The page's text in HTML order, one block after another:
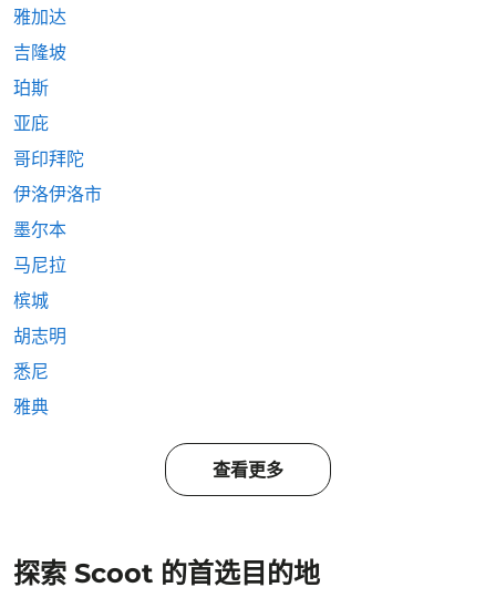
雅加达
吉隆坡
珀斯
亚庇
哥印拜陀
伊洛伊洛市
墨尔本
马尼拉
槟城
胡志明
悉尼
雅典
查看更多
探索 Scoot 的首选目的地